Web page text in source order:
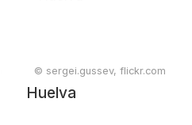
© sergei.gussev, flickr.com
Huelva